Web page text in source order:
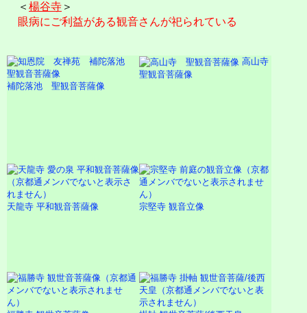
＜ 楊谷寺 ＞
眼病にご利益がある観音さんが祀られている
補陀落池 聖観音菩薩像
高山寺
聖観音菩薩像
天龍寺 平和観音菩薩像 宗堅寺 観音立像